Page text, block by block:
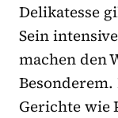
Delikatesse
Sein
machen den
Gerichte wie